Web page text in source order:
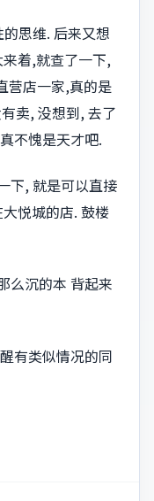
思维. 后来又想
着,就查了一下,
营店一家,真的是
卖, 没想到, 去了
不愧是天才吧.
下, 就是可以直接
悦城的店. 鼓楼
么沉的本 背起来
有类似情况的同